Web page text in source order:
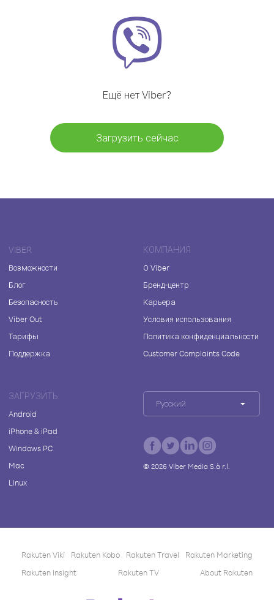
Ещё нет Viber?
Загрузить сейчас
VIBER
Возможности
Блог
Безопасность
Viber Out
Тарифы
Поддержка
КОМПАНИЯ
О Viber
Бренд-центр
Карьера
Условия использования
Политика конфиденциальности
Customer Complaints Code
ЗАГРУЗИТЬ
Android
iPhone & iPad
Windows PC
Mac
Linux
Русский
© 2026Viber Media S.à r.l.
Rakuten Viki Rakuten Kobo Rakuten Travel
Rakuten Marketing
Rakuten Insight
Rakuten TV About Rakuten